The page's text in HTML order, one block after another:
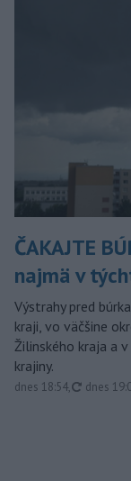
ČAKAJTE
najmä v
Výstrahy pred
kraji, vo väčšine
Žilinského kraja a
krajiny.
dnes 18:54, dnes